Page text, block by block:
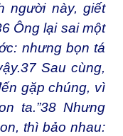
người này, giết
Ông lại sai một
nhưng bọn tá
37Sau cùng,
gặp chúng, vì
ta.”38 Nhưng
thì bảo nhau: